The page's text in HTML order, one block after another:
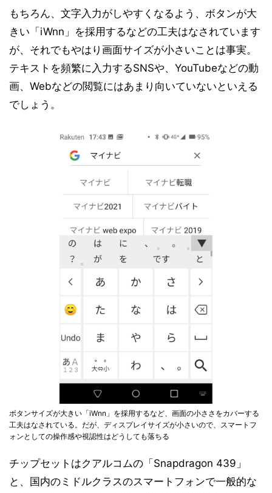
もちろん、文字入力がしやすくなるよう、ボタンが大
きい「iWnn」を採用するなどの工夫はなされています
が、それでもやはり画面サイズが小さいことは事実。
テキストを頻繁に入力するSNSや、YouTubeなどの動
画、Webなどの閲覧にはあまり向いていないといえる
でしょう。
ボタンサイズが大きい「iWnn」を採用するなど、画面の小ささをカバーする
工夫はなされている。だが、ディスプレイサイズが小さいので、スマートフ
ォンとしての操作感や視認性はどうしても落ちる
チップセットはクアルコムの「Snapdragon 439」
と、国内のミドルクラスのスマートフォンで一般的な